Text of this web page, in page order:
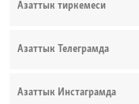
Азаттык тиркемеси
Азаттык Телеграмда
Азаттык Инстаграмда